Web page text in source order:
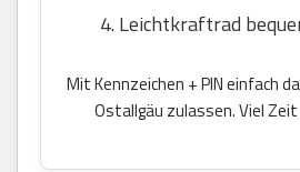
4. Leichtkraftrad
Mit Kennzeichen + PIN einfach
Ostallgäu zulassen. Viel Zeit